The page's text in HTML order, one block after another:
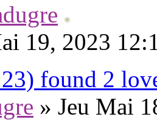
19, 2023
found 2
» Jeu Mai